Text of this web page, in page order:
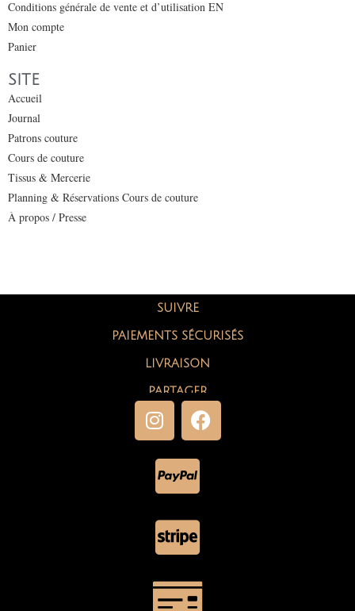
Conditions générale de vente et d’utilisation EN
Mon compte
Panier
SITE
Accueil
Journal
Patrons couture
Cours de couture
Tissus & Mercerie
Planning & Réservations Cours de couture
À propos / Presse
SUIVRE
PAIEMENTS SÉCURISÉS
LIVRAISON
PARTAGER